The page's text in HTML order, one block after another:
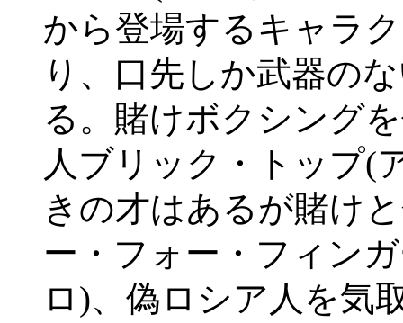
から登場するキャラ
り、口先しか武器の
る。賭けボクシング
人ブリック・トップ(
きの才はあるが賭け
ー・フォー・フィン
ロ)、偽ロシア人を気